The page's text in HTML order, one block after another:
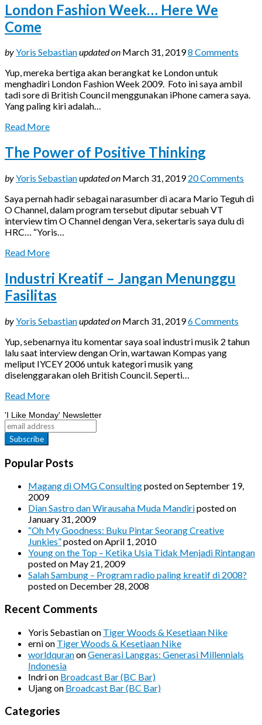
London Fashion Week… Here We
Come
byYoris Sebastianupdated on March 31, 20198 Comments
Yup, mereka bertiga akan berangkat ke London untuk
menghadiri London Fashion Week 2009. Foto ini saya ambil
tadi sore di British Council menggunakan iPhone camera saya.
Yang paling kiri adalah…
Read More
The Power of Positive Thinking
byYoris Sebastianupdated on March 31, 2019 20 Comments
Saya pernah hadir sebagai narasumber di acara Mario Teguh di
O Channel, dalam program tersebut diputar sebuah VT
interview tim O Channel dengan Vera, sekertaris saya dulu di
HRC… “Yoris…
Read More
Industri Kreatif – Jangan Menunggu
Fasilitas
byYoris Sebastianupdated on March 31, 20196 Comments
Yup, sebenarnya itu komentar saya soal industri musik 2 tahun
lalu saat interview dengan Orin, wartawan Kompas yang
meliput IYCEY 2006 untuk kategori musik yang
diselenggarakan oleh British Council. Seperti…
Read More
'I Like Monday' Newsletter
Popular Posts
Magang di OMG Consultingposted on September 19,
2009
Dian Sastro dan Wirausaha Muda Mandiriposted on
January 31, 2009
“Oh My Goodness: Buku Pintar Seorang Creative
Junkies”posted on April 1, 2010
Young on the Top – Ketika Usia Tidak Menjadi Rintangan
posted on May 21, 2009
Salah Sambung – Program radio paling kreatif di 2008?
posted on December 28, 2008
Recent Comments
Yoris Sebastianon Tiger Woods & Kesetiaan Nike
ernion Tiger Woods & Kesetiaan Nike
worldquranonGenerasi Langgas: Generasi Millennials
Indonesia
Indrion Broadcast Bar (BC Bar)
Ujangon Broadcast Bar (BC Bar)
Categories